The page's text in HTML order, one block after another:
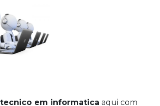
em informatica aqui com